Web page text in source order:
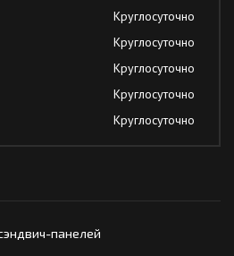
Круглосуточно
Круглосуточно
Круглосуточно
Круглосуточно
Круглосуточно
панелей